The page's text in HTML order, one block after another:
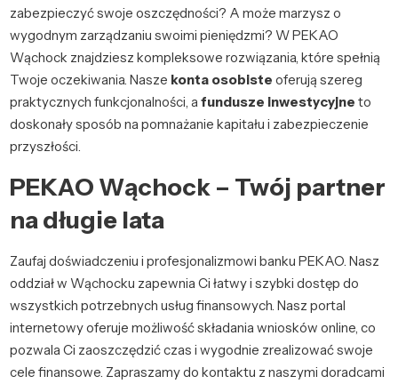
zabezpieczyć swoje oszczędności? A może marzysz o
wygodnym zarządzaniu swoimi pieniędzmi? W PEKAO
Wąchock znajdziesz kompleksowe rozwiązania, które spełnią
Twoje oczekiwania. Nasze konta osobiste oferują szereg
praktycznych funkcjonalności, afundusze inwestycyjne to
doskonały sposób na pomnażanie kapitału i zabezpieczenie
przyszłości.
PEKAO Wąchock – Twój partner
na długie lata
Zaufaj doświadczeniu i profesjonalizmowi banku PEKAO. Nasz
oddział w Wąchocku zapewnia Ci łatwy i szybki dostęp do
wszystkich potrzebnych usług finansowych. Nasz portal
internetowy oferuje możliwość składania wniosków online, co
pozwala Ci zaoszczędzić czas i wygodnie zrealizować swoje
cele finansowe. Zapraszamy do kontaktu z naszymi doradcami